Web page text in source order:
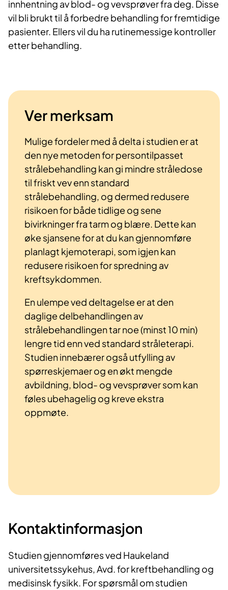
innhentning av blod- og vevsprøver fra deg. Disse
vil bli brukt til å forbedre behandling for fremtidige
pasienter. Ellers vil du ha rutinemessige kontroller
etter behandling.
Ver merksam
Mulige fordeler med å delta i studien er at
den nye metoden for persontilpasset
strålebehandling kan gi mindre stråledose
til friskt vev enn standard
strålebehandling, og dermed redusere
risikoen for både tidlige og sene
bivirkninger fra tarm og blære. Dette kan
øke sjansene for at du kan gjennomføre
planlagt kjemoterapi, som igjen kan
redusere risikoen for spredning av
kreftsykdommen.
En ulempe ved deltagelse er at den
daglige delbehandlingen av
strålebehandlingen tar noe (minst 10 min)
lengre tid enn ved standard stråleterapi.
Studien innebærer også utfylling av
spørreskjemaer og en økt mengde
avbildning, blod- og vevsprøver som kan
føles ubehagelig og kreve ekstra
oppmøte.
Kontaktinformasjon
Studien gjennomføres ved Haukeland
universitetssykehus, Avd. for kreftbehandling og
medisinsk fysikk. For spørsmål om studien